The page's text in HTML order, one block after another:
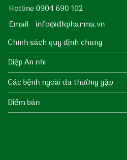
Hotline0904 690 102
Email info@dkpharma.vn
Chính sách quy định chung
Diệp An nhi
Các bệnh ngoài da thường gặp
Điểm bán